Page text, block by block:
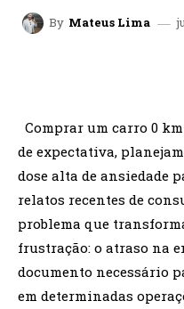
By Mateus Lima
Comprar um carro 0
de expectativa,
dose alta de ansiedade
relatos recentes de
problema que
frustração: o atraso na
documento necessário
em determinadas